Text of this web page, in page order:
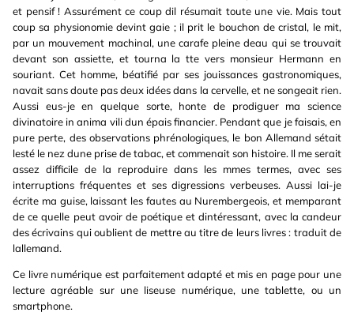
et pensif ! Assurément ce coup dil résumait toute une vie. Mais tout
coup sa physionomie devint gaie ; il prit le bouchon de cristal, le mit,
par un mouvement machinal, une carafe pleine deau qui se trouvait
devant son assiette, et tourna la tte vers monsieur Hermann en
souriant. Cet homme, béatifié par ses jouissances gastronomiques,
navait sans doute pas deux idées dans la cervelle, et ne songeait rien.
Aussi eus-je en quelque sorte, honte de prodiguer ma science
divinatoire in anima vili dun épais financier. Pendant que je faisais, en
pure perte, des observations phrénologiques, le bon Allemand sétait
lesté le nez dune prise de tabac, et commenait son histoire. Il me serait
assez difficile de la reproduire dans les mmes termes, avec ses
interruptions fréquentes et ses digressions verbeuses. Aussi lai-je
écrite ma guise, laissant les fautes au Nurembergeois, et memparant
de ce quelle peut avoir de poétique et dintéressant, avec la candeur
des écrivains qui oublient de mettre au titre de leurs livres : traduit de
lallemand.
Ce livre numérique est parfaitement adapté et mis en page pour une
lecture agréable sur une liseuse numérique, une tablette, ou un
smartphone.